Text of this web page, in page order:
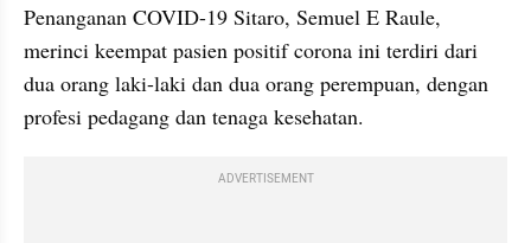
Penanganan COVID-19 Sitaro, Semuel E Raule,
merinci keempat pasien positif corona ini terdiri dari
dua orang laki-laki dan dua orang perempuan, dengan
profesi pedagang dan tenaga kesehatan.
ADVERTISEMENT